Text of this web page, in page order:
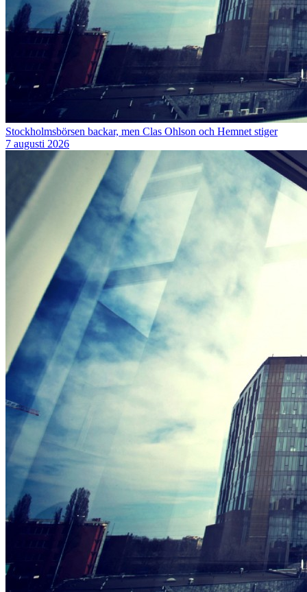
Stockholmsbörsen backar, men Clas Ohlson och Hemnet stiger
7 augusti 2026